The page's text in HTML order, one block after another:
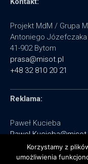
Projekt MdM / Grupa
Antoniego
41-902 Bytom
prasa@misot.pl
+48 32 810 20 21
Reklama:
Paweł Kucieba
+48 602 495 064
Korzystamy z
umożliwienia